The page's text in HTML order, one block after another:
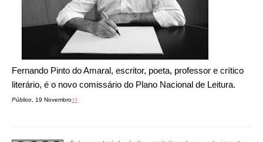
Fernando Pinto do Amaral, escritor, poeta, professor e crítico
literário, é o novo comissário do Plano Nacional de Leitura.
Público, 19 Novembro>>